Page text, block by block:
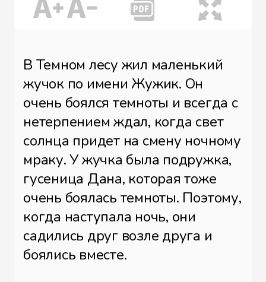
В Темном лесу жил маленький
жучок по имени Жужик. Он
очень боялся темноты и всегда с
нетерпением ждал, когда свет
солнца придет на смену ночному
мраку. У жучка была подружка,
гусеница Дана, которая тоже
очень боялась темноты. Поэтому,
когда наступала ночь, они
садились друг возле друга и
боялись вместе.